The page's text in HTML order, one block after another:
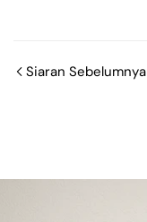
Siaran Sebelumnya